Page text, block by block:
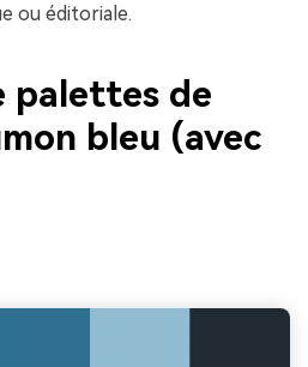
ou éditoriale.
palettes de
bleu (avec